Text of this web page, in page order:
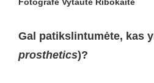
Gal patikslintumėte, kas
prosthetics)?